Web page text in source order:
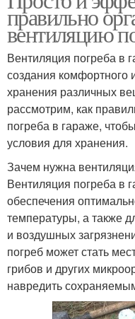
правильно
вентиляцию
Вентиляция погреба в
создания комфортного
хранения различных
рассмотрим, как
погреба в гараже,
условия для хранения.
Зачем нужна
Вентиляция погреба в
обеспечения
температуры, а также
и воздушных
погреб может стать
грибов и других
навредить